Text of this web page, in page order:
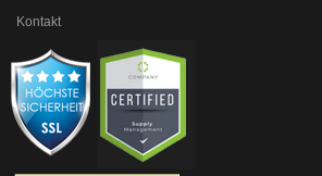
Kontakt